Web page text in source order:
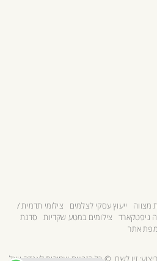
מצווה ייעוץ עסקי לצלמים
צילומי תדמית /
גיפטקארד צילומים במטע שקדיות
סדנת
מפת אתר
זיו לשם © כל הזכויות שמורות לאנדה יואל